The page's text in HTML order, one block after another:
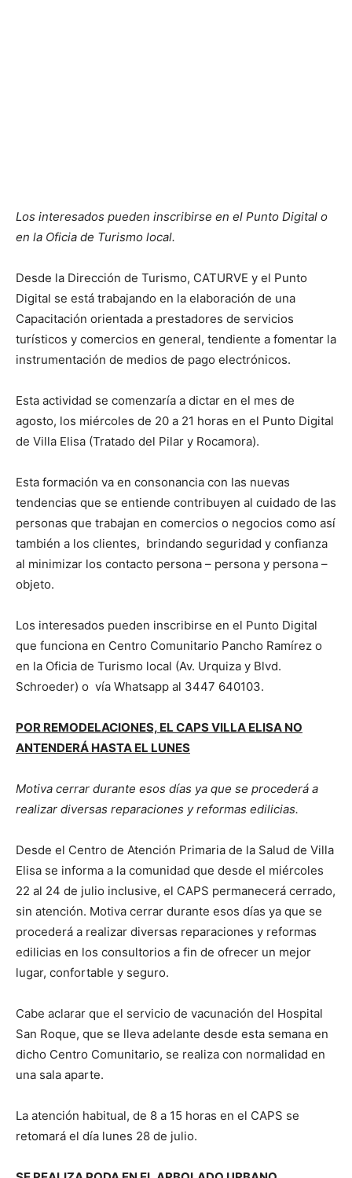
Los interesados pueden inscribirse en el Punto Digital o
en la Oficia de Turismo local.
Desde la Dirección de Turismo, CATURVE y el Punto
Digital se está trabajando en la elaboración de una
Capacitación orientada a prestadores de servicios
turísticos y comercios en general, tendiente a fomentar la
instrumentación de medios de pago electrónicos.
Esta actividad se comenzaría a dictar en el mes de
agosto, los miércoles de 20 a 21 horas en el Punto Digital
de Villa Elisa (Tratado del Pilar y Rocamora).
Esta formación va en consonancia con las nuevas
tendencias que se entiende contribuyen al cuidado de las
personas que trabajan en comercios o negocios como así
también a los clientes, brindando seguridad y confianza
al minimizar los contacto persona – persona y persona –
objeto.
Los interesados pueden inscribirse en el Punto Digital
que funciona en Centro Comunitario Pancho Ramírez o
en la Oficia de Turismo local (Av. Urquiza y Blvd.
Schroeder) o vía Whatsapp al 3447 640103.
POR REMODELACIONES, EL CAPS VILLA ELISA NO
ANTENDERÁ HASTA EL LUNES
Motiva cerrar durante esos días ya que se procederá a
realizar diversas reparaciones y reformas edilicias.
Desde el Centro de Atención Primaria de la Salud de Villa
Elisa se informa a la comunidad que desde el miércoles
22 al 24 de julio inclusive, el CAPS permanecerá cerrado,
sin atención. Motiva cerrar durante esos días ya que se
procederá a realizar diversas reparaciones y reformas
edilicias en los consultorios a fin de ofrecer un mejor
lugar, confortable y seguro.
Cabe aclarar que el servicio de vacunación del Hospital
San Roque, que se lleva adelante desde esta semana en
dicho Centro Comunitario, se realiza con normalidad en
una sala aparte.
La atención habitual, de 8 a 15 horas en el CAPS se
retomará el día lunes 28 de julio.